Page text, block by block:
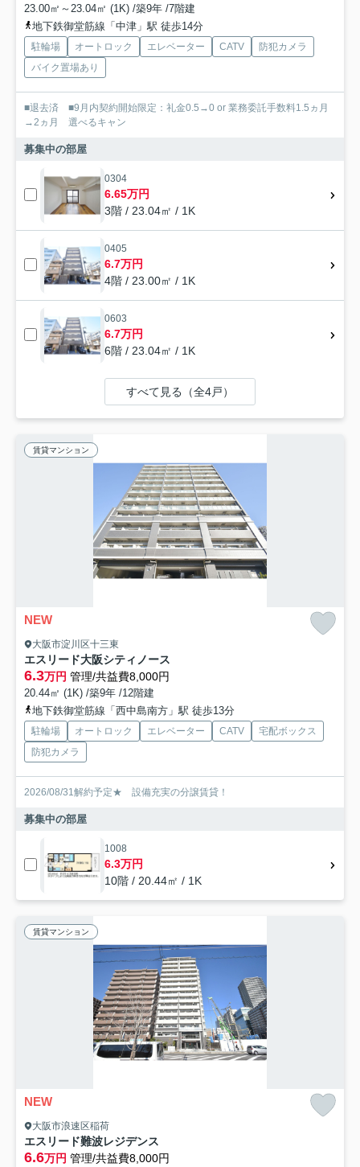
23.00㎡～23.04㎡ (1K) /築9年 /7階建
地下鉄御堂筋線「中津」駅 徒歩14分
駐輪場 オートロック エレベーター CATV
防犯カメラ
バイク置場あり
■退去済 ■9月内契約開始限定：礼金0.5→0 or 業務委託手数料1.5ヵ月
→2ヵ月 選べるキャン
募集中の部屋
0304
6.65万円
3階 / 23.04㎡ / 1K
0405
6.7万円
4階 / 23.00㎡ / 1K
0603
6.7万円
6階 / 23.04㎡ / 1K
すべて見る（全4戸）
賃貸マンション
NEW
大阪市淀川区十三東
エスリード大阪シティノース
6.3万円 管理/共益費8,000円
20.44㎡ (1K) /築9年 /12階建
地下鉄御堂筋線「西中島南方」駅 徒歩13分
駐輪場 オートロック エレベーター CATV
宅配ボックス
防犯カメラ
2026/08/31解約予定★ 設備充実の分譲賃貸！
募集中の部屋
1008
6.3万円
10階 / 20.44㎡ / 1K
賃貸マンション
NEW
大阪市浪速区稲荷
エスリード難波レジデンス
6.6万円 管理/共益費8,000円